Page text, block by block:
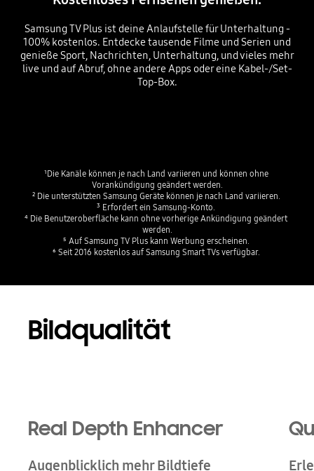
Samsung TV Plus ist deine Anlaufstelle für Unterhaltung -
100% kostenlos. Entdecke tausende Filme und Serien und
genieße Sport, Nachrichten, Unterhaltung, und vieles mehr
live und auf Abruf, ohne andere Apps oder eine Kabel-/Set-
Top-Box.
¹Die Kanäle können je nach Land variieren und können ohne
Vorankündigung geändert werden.​
² Die unterstützten Samsung Geräte können je nach Land variieren. ​
³ Erfordert ein Samsung-Konto. ​
⁴ Die Benutzeroberfläche kann ohne vorherige Ankündigung geändert
werden.​
⁵ Auf Samsung TV Plus kann Werbung erscheinen.
⁶ Seit 2016 kostenlos auf Samsung Smart TVs verfügbar.
Bildqualität
Real Depth Enhancer
Augenblicklich mehr Bildtiefe